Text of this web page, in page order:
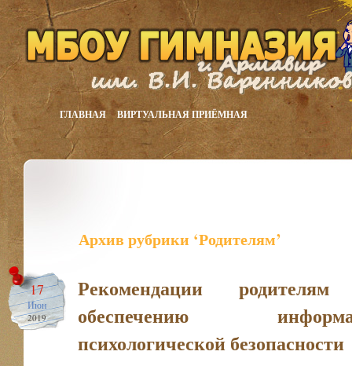
ГЛАВНАЯ ВИРТУАЛЬНАЯ ПРИЁМНАЯ
Архив рубрики ‘Родителям’
17
Июн
2019
Рекомендации
обеспечению
психологической безопасности